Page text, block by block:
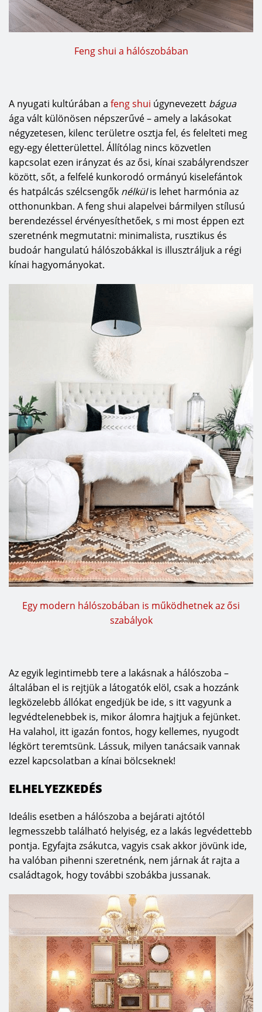
Feng shui a hálószobában
A nyugati kultúrában a feng shui úgynevezett bágua
ága vált különösen népszerűvé – amely a lakásokat
négyzetesen, kilenc területre osztja fel, és felelteti meg
egy-egy életterülettel. Állítólag nincs közvetlen
kapcsolat ezen irányzat és az ősi, kínai szabályrendszer
között, sőt, a felfelé kunkorodó ormányú kiselefántok
és hatpálcás szélcsengők nélkülis lehet harmónia az
otthonunkban. A feng shui alapelvei bármilyen stílusú
berendezéssel érvényesíthetőek, s mi most éppen ezt
szeretnénk megmutatni: minimalista, rusztikus és
budoár hangulatú hálószobákkal is illusztráljuk a régi
kínai hagyományokat.
Egy modern hálószobában is működhetnek az ősi
szabályok
Az egyik legintimebb tere a lakásnak a hálószoba –
általában el is rejtjük a látogatók elöl, csak a hozzánk
legközelebb állókat engedjük be ide, s itt vagyunk a
legvédtelenebbek is, mikor álomra hajtjuk a fejünket.
Ha valahol, itt igazán fontos, hogy kellemes, nyugodt
légkört teremtsünk. Lássuk, milyen tanácsaik vannak
ezzel kapcsolatban a kínai bölcseknek!
ELHELYEZKEDÉS
Ideális esetben a hálószoba a bejárati ajtótól
legmesszebb található helyiség, ez a lakás legvédettebb
pontja. Egyfajta zsákutca, vagyis csak akkor jövünk ide,
ha valóban pihenni szeretnénk, nem járnak át rajta a
családtagok, hogy további szobákba jussanak.